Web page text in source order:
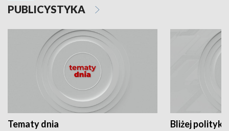
PUBLICYSTYKA
Tematy dnia Bliżej polityki